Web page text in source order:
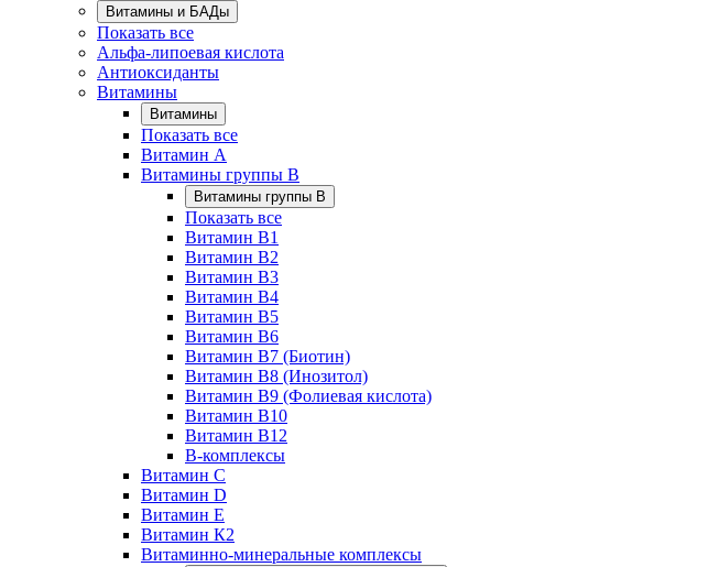
Витамины и БАДы
Показать все
Альфа-липоевая кислота
Антиоксиданты
Витамины
Витамины
Показать все
Витамин A
Витамины группы B
Витамины группы B
Показать все
Витамин B1
Витамин B2
Витамин B3
Витамин B4
Витамин B5
Витамин B6
Витамин B7 (Биотин)
Витамин B8 (Инозитол)
Витамин B9 (Фолиевая кислота)
Витамин B10
Витамин B12
B-комплексы
Витамин C
Витамин D
Витамин E
Витамин К2
Витаминно-минеральные комплексы